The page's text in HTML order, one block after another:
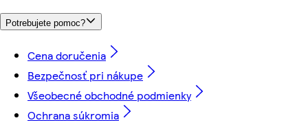
Potrebujete pomoc?
Cena doručenia
Bezpečnosť pri nákupe
Všeobecné obchodné podmienky
Ochrana súkromia